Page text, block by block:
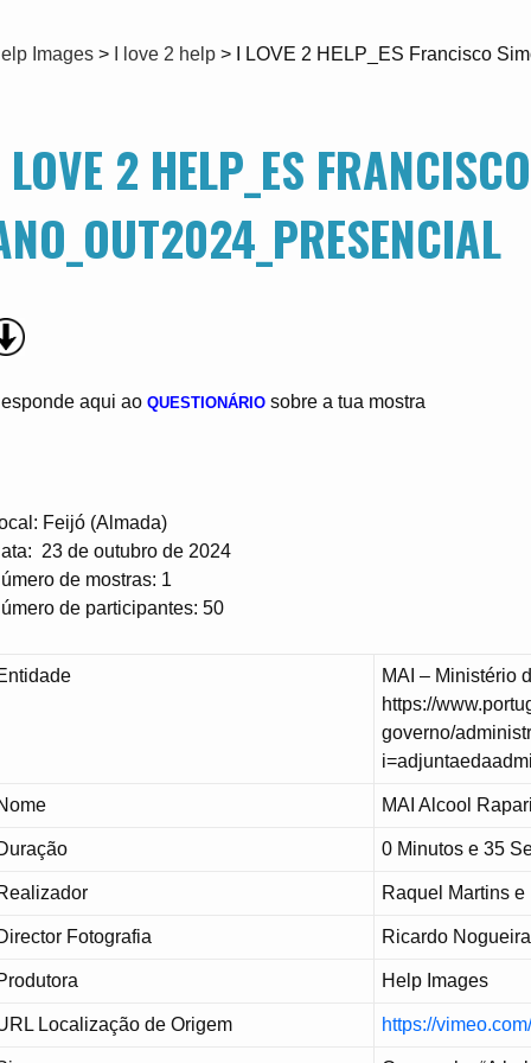
Images> I love 2 help> I LOVE 2 HELP_ES Francisco
2 HELP_ES
aqui ao QUESTIONÁRIO sobre a tua mostra
Feijó (Almada)
23 de outubro de 2024
de mostras: 1
de participantes: 50
MAI – Ministério
https://
governo/
MAI Alcool
0 Minutos e 35
Raquel Martins
Fotografia Ricardo Nogueira
Help Images
Localização de Origem https://